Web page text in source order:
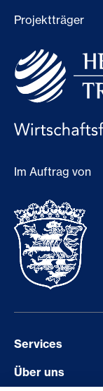
Projektträger
Im Auftrag von
Services
Über uns